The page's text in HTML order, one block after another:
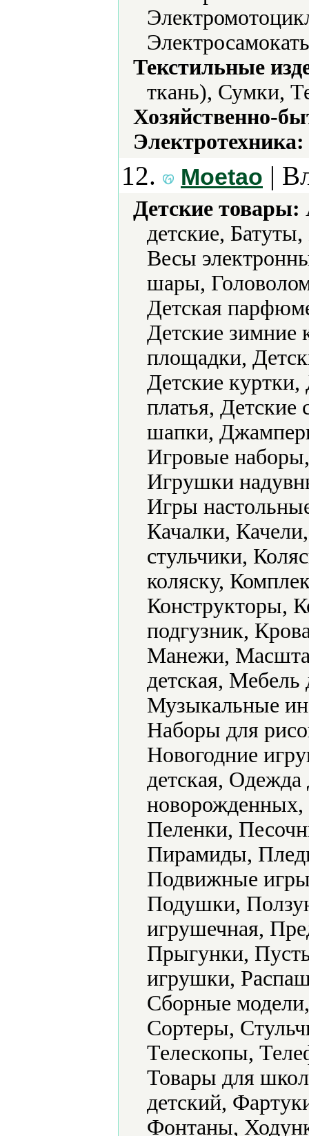
Текстильные
ткань), Сумки,
Хозяйственно-
Электротехника:
12. Moetao |
Детские товары:
детские,
Весы
шары,
Детская
Детские зимние
площадки,
Детские куртки,
платья, Детские
шапки,
Игровые
Игрушки
Игры
Качалки,
стульчики,
коляску,
Конструкторы,
подгузник,
Манежи,
детская,
Музыкальные
Наборы для
Новогодние
детская,
Пеленки,
Пирамиды,
Подвижные
Подушки,
игрушечная,
Прыгунки,
игрушки,
Сборные
Сортеры,
Телескопы,
Товары для
детский,
Фонтаны,